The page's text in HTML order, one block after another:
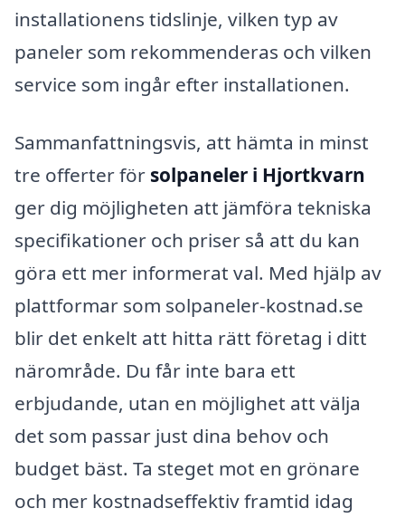
installationens tidslinje, vilken typ av
paneler som rekommenderas och vilken
service som ingår efter installationen.
Sammanfattningsvis, att hämta in minst
tre offerter för solpaneler i Hjortkvarn
ger dig möjligheten att jämföra tekniska
specifikationer och priser så att du kan
göra ett mer informerat val. Med hjälp av
plattformar som solpaneler-kostnad.se
blir det enkelt att hitta rätt företag i ditt
närområde. Du får inte bara ett
erbjudande, utan en möjlighet att välja
det som passar just dina behov och
budget bäst. Ta steget mot en grönare
och mer kostnadseffektiv framtid idag